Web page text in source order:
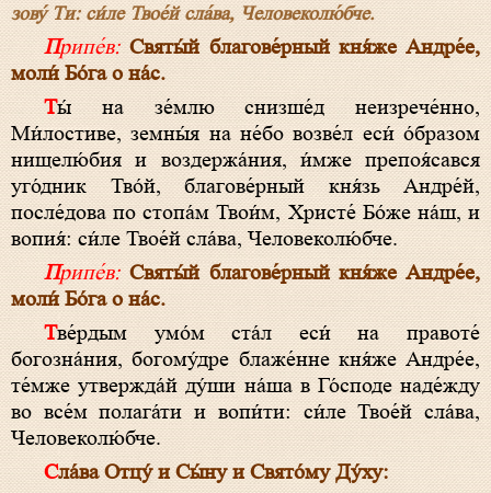
зову́ Ти: си́ле Твое́й сла́ва, Человеколю́бче.
Припе́в: Святы́й благове́рный кня́же Андре́е,
моли́ Бо́га о на́с.
Ты́ на зе́млю снизше́д неизрече́нно,
Ми́лостиве, земны́я на не́бо возве́л еси́ о́бразом
нищелю́бия и воздержа́ния, и́мже препоя́сався
уго́дник Тво́й, благове́рный кня́зь Андре́й,
после́дова по стопа́м Твои́м, Христе́ Бо́же на́ш, и
вопия́: си́ле Твое́й сла́ва, Человеколю́бче.
Припе́в: Святы́й благове́рный кня́же Андре́е,
моли́ Бо́га о на́с.
Тве́рдым умо́м ста́л еси́ на правоте́
богозна́ния, богому́дре блаже́нне кня́же Андре́е,
те́мже утвержда́й ду́ши на́ша в Го́споде наде́жду
во все́м полага́ти и вопи́ти: си́ле Твое́й сла́ва,
Человеколю́бче.
Сла́ва Отцу́ и Сы́ну и Свято́му Ду́ху: